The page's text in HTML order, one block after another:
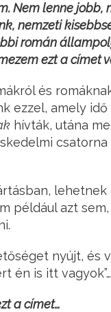
Nem lenne
nemzeti
román
ezt a címet
és
ezzel, amely
hívták, utána
csatorna
lehetnek
például azt
nyújt, és
én is itt vagyok”…
a címet…